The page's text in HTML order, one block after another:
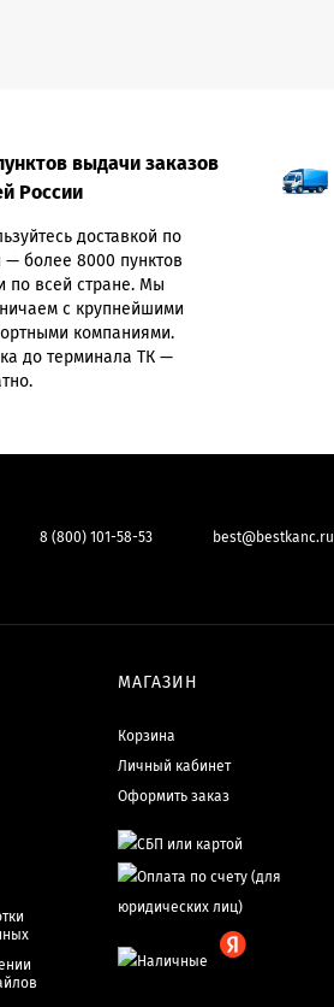
выдачи заказов
России
доставкой по
— более 8000 пунктов
по всей стране. Мы
с крупнейшими
компаниями.
до терминала ТК —
8 (800) 101-58-53 best@bestkanc.ru
МАГАЗИН
Корзина
Личный кабинет
Оформить заказ